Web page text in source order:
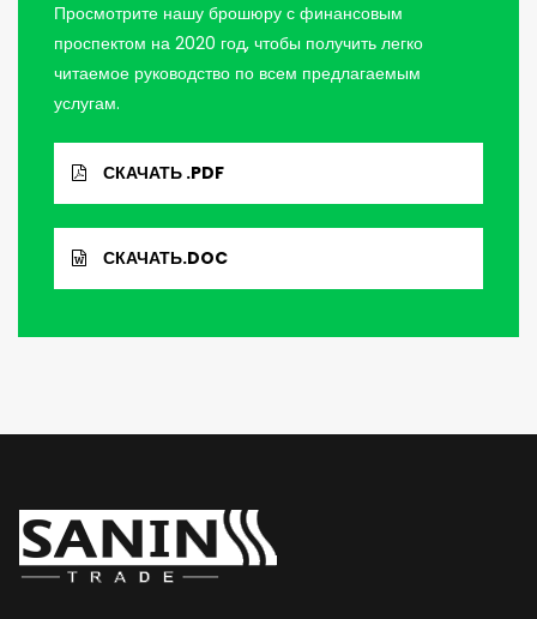
Просмотрите нашу брошюру с финансовым
проспектом на 2020 год, чтобы получить легко
читаемое руководство по всем предлагаемым
услугам.
СКАЧАТЬ .PDF
СКАЧАТЬ.DOC